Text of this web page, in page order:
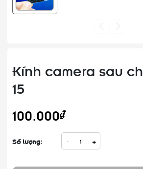
Kính camera sau
15
100.000₫
Số lượng: - +